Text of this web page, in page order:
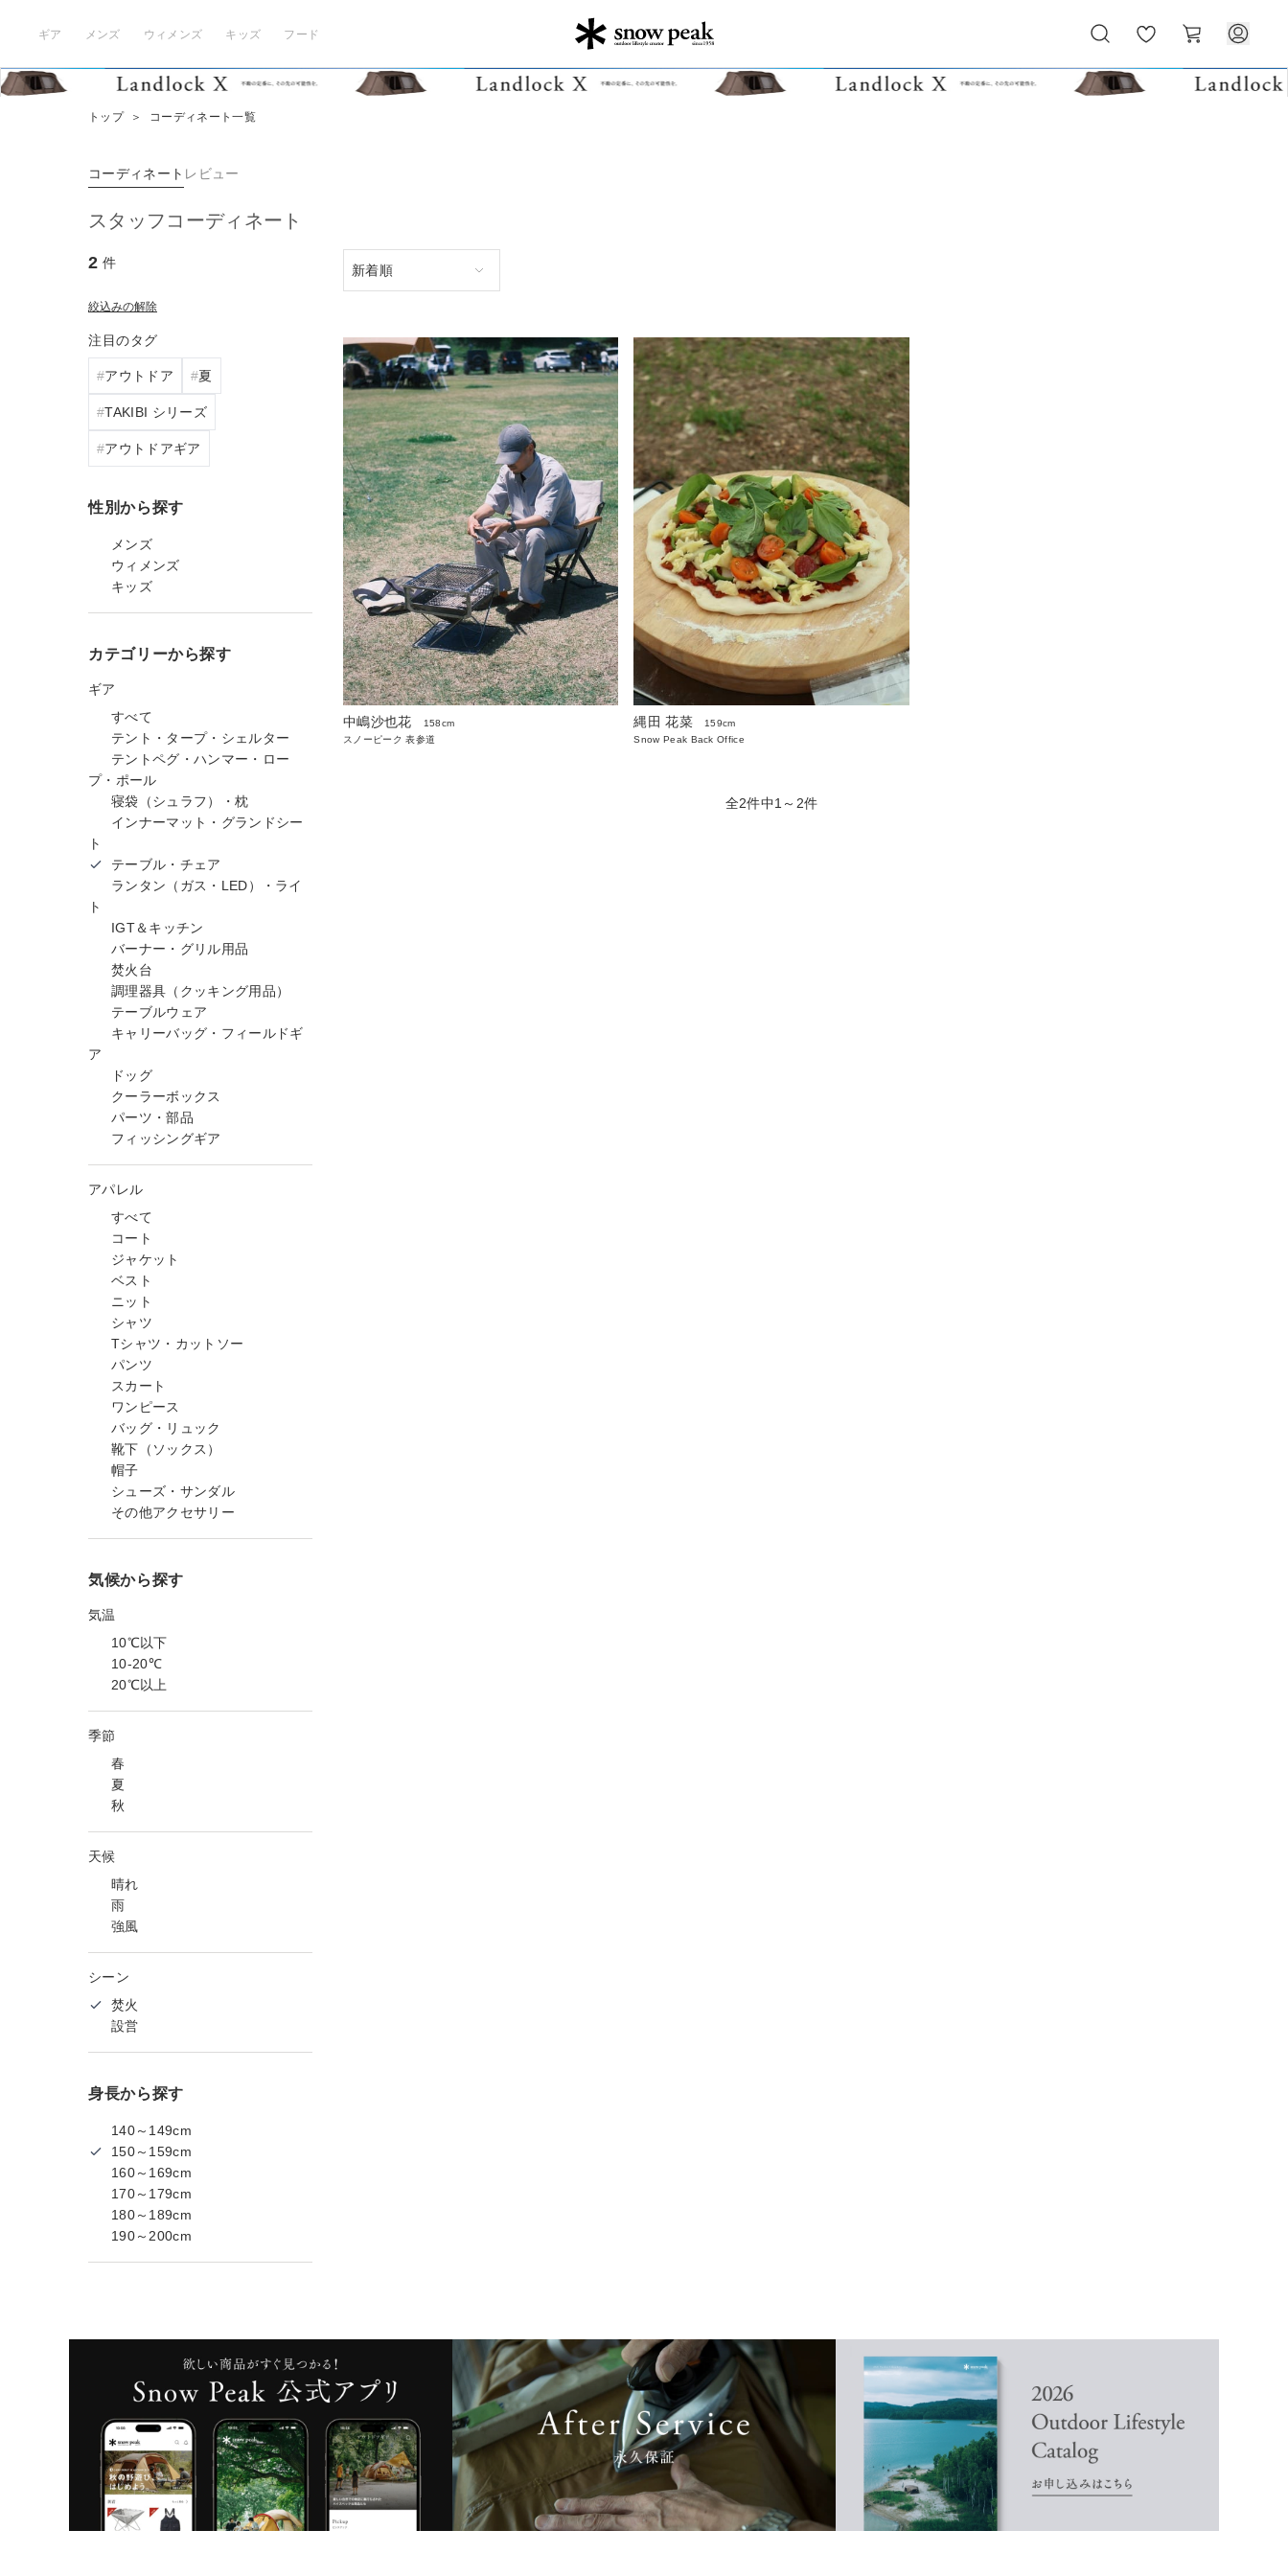
ギア メンズ ウィメンズ キッズ フード
気
に
ー
ト
トップ ＞ コーディネート一覧
コーディネート レビュー
スタッフコーディネート
2 件
絞込みの解除
注目のタグ
アウトドア 夏
TAKIBI シリーズ
アウトドアギア
性別から探す
メンズ
ウィメンズ
キッズ
カテゴリーから探す
ギア
すべて
テント・タープ・シェルター
テントペグ・ハンマー・ロー
プ・ポール
寝袋（シュラフ）・枕
インナーマット・グランドシー
ト
テーブル・チェア
ランタン（ガス・LED）・ライ
ト
IGT＆キッチン
バーナー・グリル用品
焚火台
調理器具（クッキング用品）
テーブルウェア
キャリーバッグ・フィールドギ
ア
ドッグ
クーラーボックス
パーツ・部品
フィッシングギア
アパレル
すべて
コート
ジャケット
ベスト
ニット
シャツ
Tシャツ・カットソー
パンツ
スカート
ワンピース
バッグ・リュック
靴下（ソックス）
帽子
シューズ・サンダル
その他アクセサリー
気候から探す
気温
10℃以下
10-20℃
20℃以上
季節
春
夏
秋
天候
晴れ
雨
強風
シーン
焚火
設営
身長から探す
140～149cm
150～159cm
160～169cm
170～179cm
180～189cm
190～200cm
中嶋沙也花
158cm
スノーピーク 表参道
縄田 花菜
159cm
Snow Peak Back Office
全2件中1～2件